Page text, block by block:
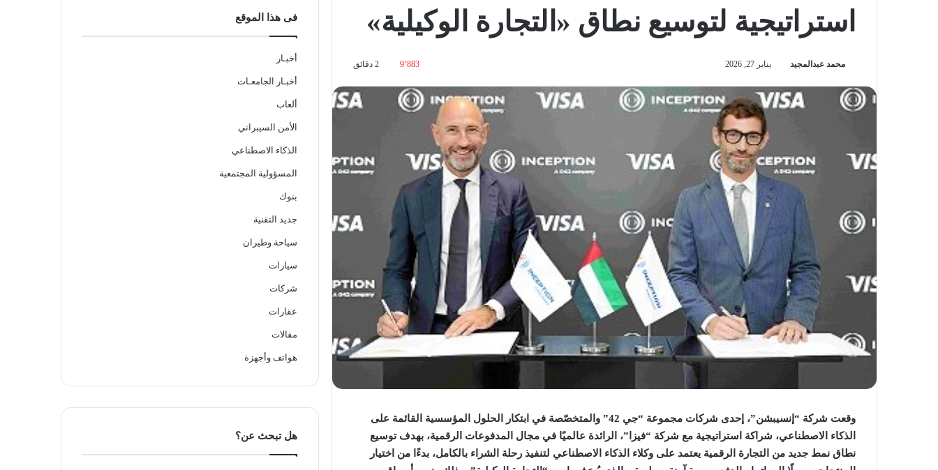
استراتيجية لتوسيع نطاق «التجارة الوكيلية»
محمد عبدالمجيد يناير 27, 2026 9٬883
وقعت شركة “إنسيبشن”، إحدى شركات مجموعة “جي 42” والمتخصّصة في ابتكار الحلول المؤسسية القائمة على
الذكاء الاصطناعي، شراكة استراتيجية مع شركة “فيزا”، الرائدة عالميًا في مجال المدفوعات الرقمية، بهدف توسيع
نطاق نمط جديد من التجارة الرقمية يعتمد على وكلاء الذكاء الاصطناعي لتنفيذ رحلة الشراء بالكامل، بدءًا من اختيار
فى هذا الموقع
أخبـار
أخبـار الجامعـات
ألعاب
الأمن السيبراني
الذكاء الاصطناعي
المسؤولية المجتمعية
بنوك
جديد التقنية
سياحة وطيران
سيارات
شركات
عقارات
مقالات
هواتف وأجهزة
هل تبحث عن؟